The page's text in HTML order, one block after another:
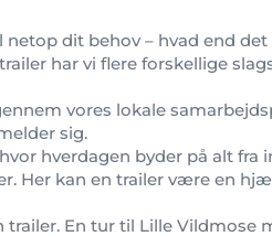
netop dit behov – hvad end det
har vi flere forskellige
vores lokale
sig.
hverdagen byder på alt fra
Her kan en trailer være en
En tur til Lille Vildmose